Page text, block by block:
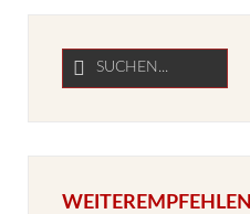
WEITEREMPFEHLEN